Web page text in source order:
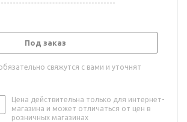
Под заказ
свяжутся с вами и уточнят
Цена действительна только для интернет-
магазина и может отличаться от цен в
розничных магазинах